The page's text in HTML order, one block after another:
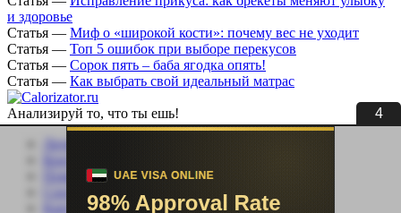
3
и здоровье
Статья — Миф о «широкой кости»: почему вес не уходит
Статья — Топ 5 ошибок при выборе перекусов
Статья — Сорок пять – баба ягодка опять!
Статья — Как выбрать свой идеальный матрас
Анализируй то, что ты ешь!
Личный кабинет
Помощь сайту
Соцсети
Карта сайта